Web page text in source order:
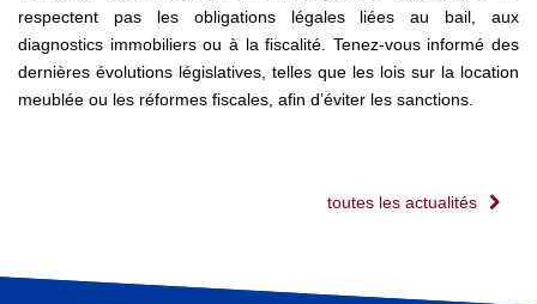
respectent pas les obligations légales liées au bail, aux
diagnostics immobiliers ou à la fiscalité. Tenez-vous informé des
dernières évolutions législatives, telles que les lois sur la location
meublée ou les réformes fiscales, afin d’éviter les sanctions.
toutes les actualités